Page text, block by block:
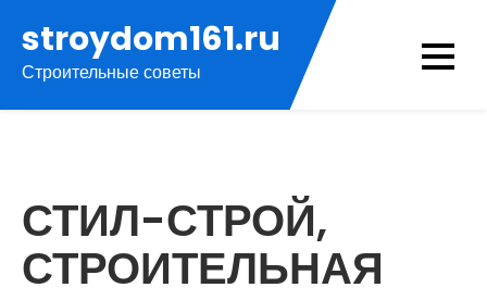
содержимому
stroydom161.ru
Строительные советы
СТИЛ-СТРОЙ,
СТРОИТЕЛЬНАЯ